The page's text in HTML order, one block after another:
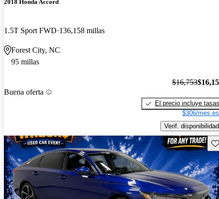
2018 Honda Accord
1.5T Sport FWD 136,158 millas
Forest City, NC
95 millas
Buena oferta
$16,753
El precio incluye tasas
$306/mes
Verif. disponibilidad